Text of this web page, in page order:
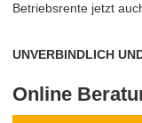
Betriebsrente jetzt
UNVERBINDLICH
Online